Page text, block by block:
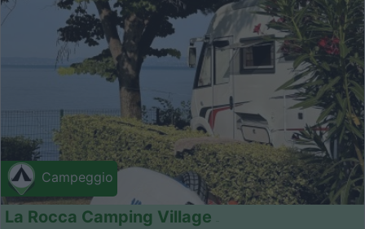
Campeggio
La Rocca Camping Village